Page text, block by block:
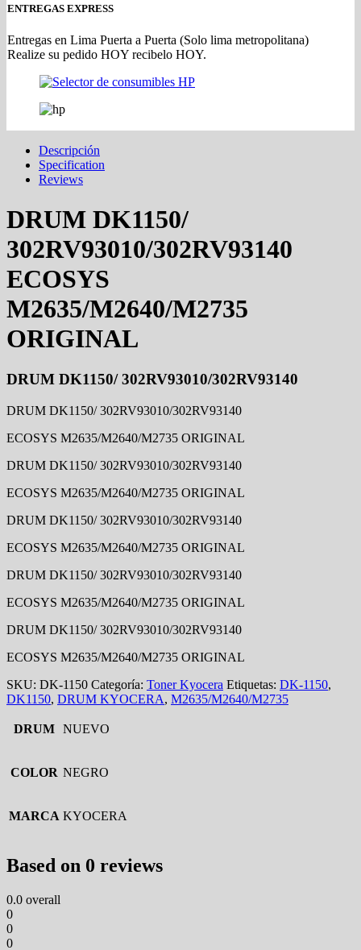
ENTREGAS EXPRESS
Entregas en Lima Puerta a Puerta (Solo lima metropolitana)
Realize su pedido HOY recibelo HOY.
Descripción
Specification
Reviews
DRUM DK1150/
302RV93010/302RV93140
ECOSYS
M2635/M2640/M2735
ORIGINAL
DRUM DK1150/ 302RV93010/302RV93140
DRUM DK1150/ 302RV93010/302RV93140
ECOSYS M2635/M2640/M2735 ORIGINAL
DRUM DK1150/ 302RV93010/302RV93140
ECOSYS M2635/M2640/M2735 ORIGINAL
DRUM DK1150/ 302RV93010/302RV93140
ECOSYS M2635/M2640/M2735 ORIGINAL
DRUM DK1150/ 302RV93010/302RV93140
ECOSYS M2635/M2640/M2735 ORIGINAL
DRUM DK1150/ 302RV93010/302RV93140
ECOSYS M2635/M2640/M2735 ORIGINAL
SKU: DK-1150 Categoría: Toner Kyocera Etiquetas: DK-1150,
DK1150, DRUM KYOCERA, M2635/M2640/M2735
DRUM NUEVO
COLOR NEGRO
MARCA KYOCERA
Based on 0 reviews
0.0 overall
0
0
0